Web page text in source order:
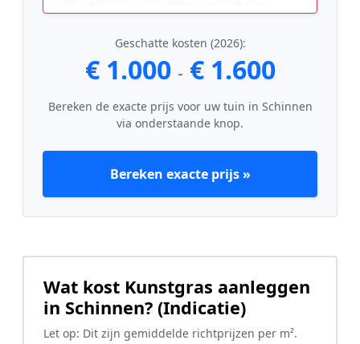
Geschatte kosten (2026):
€ 1.000 - € 1.600
Bereken de exacte prijs voor uw tuin in Schinnen
via onderstaande knop.
Bereken exacte prijs »
Wat kost Kunstgras aanleggen
in Schinnen? (Indicatie)
Let op: Dit zijn gemiddelde richtprijzen per m².